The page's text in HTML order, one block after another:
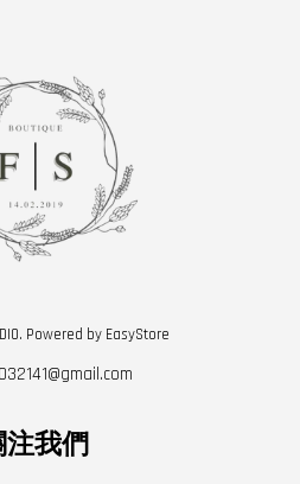
Powered by EasyStore
注我們